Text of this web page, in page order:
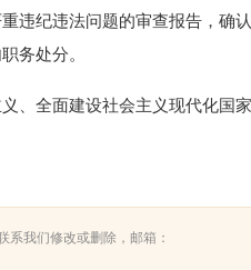
违纪违法问题的审查报告，确认
务处分。
、全面建设社会主义现代化国家
我们修改或删除，邮箱：